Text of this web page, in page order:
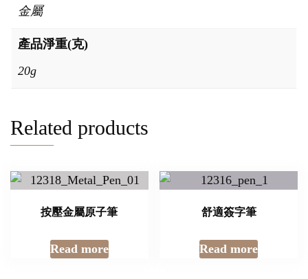
金屬
產品淨重(克)
20g
Related products
按壓金屬原子筆
Read more
舒適簽字筆
Read more